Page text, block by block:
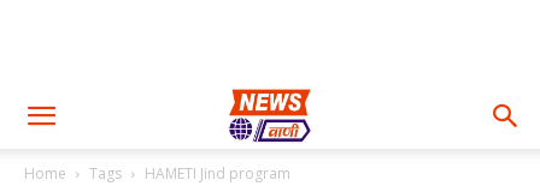
Home Tags HAMETI Jind program